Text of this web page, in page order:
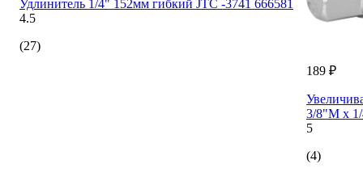
Удлинитель 1/4" 152мм гибкий JTC -3741 666581
4.5
(27)
189 ₽
3/8"M x
5
(4)